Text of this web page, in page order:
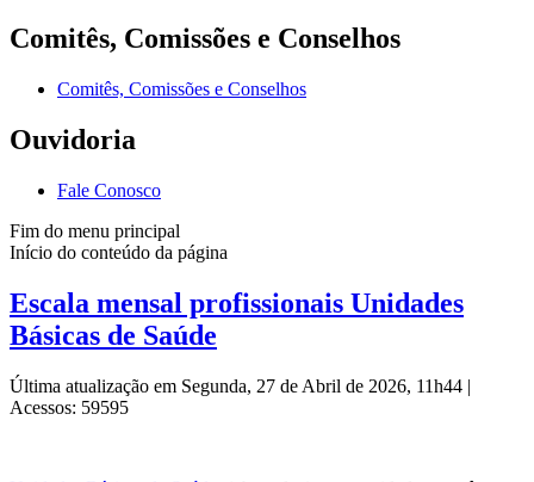
Comitês, Comissões e Conselhos
Comitês, Comissões e Conselhos
Ouvidoria
Fale Conosco
Fim do menu principal
Início do conteúdo da página
Escala mensal profissionais Unidades
Básicas de Saúde
Última atualização em Segunda, 27 de Abril de 2026, 11h44 |
Acessos: 59595